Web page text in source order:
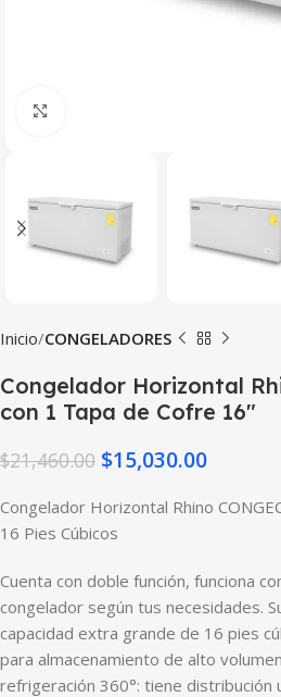
Inicio CONGELADORES
Congelador Horizontal
con 1 Tapa de Cofre 16″
$21,460.00 $15,030.00
Congelador Horizontal Rhino
16 Pies Cúbicos
Cuenta con doble función, funciona
congelador según tus necesidades.
capacidad extra grande de 16 pies
para almacenamiento de alto
refrigeración 360°: tiene distribución